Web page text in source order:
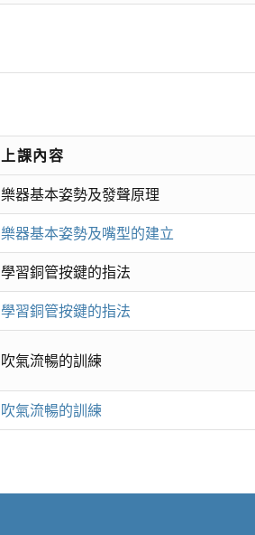
上課內容
樂器基本姿勢及發聲原理
樂器基本姿勢及嘴型的建立
學習銅管按鍵的指法
學習銅管按鍵的指法
吹氣流暢的訓練
吹氣流暢的訓練